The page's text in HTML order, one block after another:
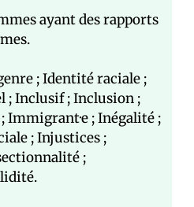
ayant des rapports
; Identité raciale ;
; Inclusif ; Inclusion ;
; Inégalité ;
; Injustices ;
;